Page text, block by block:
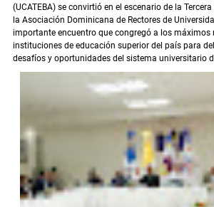
(UCATEBA) se convirtió en el escenario de la
la Asociación Dominicana de Rectores de
importante encuentro que congregó a los máximos
instituciones de educación superior del país para
desafíos y oportunidades del sistema universitario